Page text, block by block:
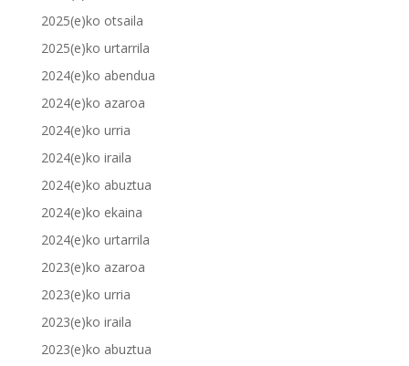
2025(e)ko otsaila
2025(e)ko urtarrila
2024(e)ko abendua
2024(e)ko azaroa
2024(e)ko urria
2024(e)ko iraila
2024(e)ko abuztua
2024(e)ko ekaina
2024(e)ko urtarrila
2023(e)ko azaroa
2023(e)ko urria
2023(e)ko iraila
2023(e)ko abuztua